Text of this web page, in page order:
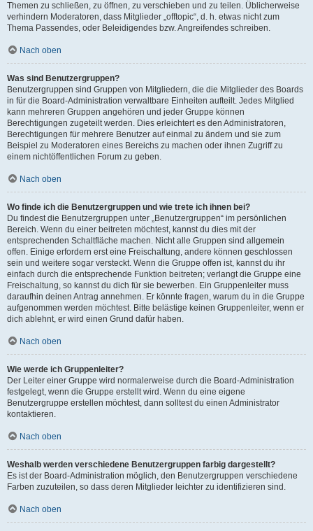
Themen zu schließen, zu öffnen, zu verschieben und zu teilen. Üblicherweise
verhindern Moderatoren, dass Mitglieder „offtopic“, d. h. etwas nicht zum
Thema Passendes, oder Beleidigendes bzw. Angreifendes schreiben.
Nach oben
Was sind Benutzergruppen?
Benutzergruppen sind Gruppen von Mitgliedern, die die Mitglieder des Boards
in für die Board-Administration verwaltbare Einheiten aufteilt. Jedes Mitglied
kann mehreren Gruppen angehören und jeder Gruppe können
Berechtigungen zugeteilt werden. Dies erleichtert es den Administratoren,
Berechtigungen für mehrere Benutzer auf einmal zu ändern und sie zum
Beispiel zu Moderatoren eines Bereichs zu machen oder ihnen Zugriff zu
einem nichtöffentlichen Forum zu geben.
Nach oben
Wo finde ich die Benutzergruppen und wie trete ich ihnen bei?
Du findest die Benutzergruppen unter „Benutzergruppen“ im persönlichen
Bereich. Wenn du einer beitreten möchtest, kannst du dies mit der
entsprechenden Schaltfläche machen. Nicht alle Gruppen sind allgemein
offen. Einige erfordern erst eine Freischaltung, andere können geschlossen
sein und weitere sogar versteckt. Wenn die Gruppe offen ist, kannst du ihr
einfach durch die entsprechende Funktion beitreten; verlangt die Gruppe eine
Freischaltung, so kannst du dich für sie bewerben. Ein Gruppenleiter muss
daraufhin deinen Antrag annehmen. Er könnte fragen, warum du in die Gruppe
aufgenommen werden möchtest. Bitte belästige keinen Gruppenleiter, wenn er
dich ablehnt, er wird einen Grund dafür haben.
Nach oben
Wie werde ich Gruppenleiter?
Der Leiter einer Gruppe wird normalerweise durch die Board-Administration
festgelegt, wenn die Gruppe erstellt wird. Wenn du eine eigene
Benutzergruppe erstellen möchtest, dann solltest du einen Administrator
kontaktieren.
Nach oben
Weshalb werden verschiedene Benutzergruppen farbig dargestellt?
Es ist der Board-Administration möglich, den Benutzergruppen verschiedene
Farben zuzuteilen, so dass deren Mitglieder leichter zu identifizieren sind.
Nach oben